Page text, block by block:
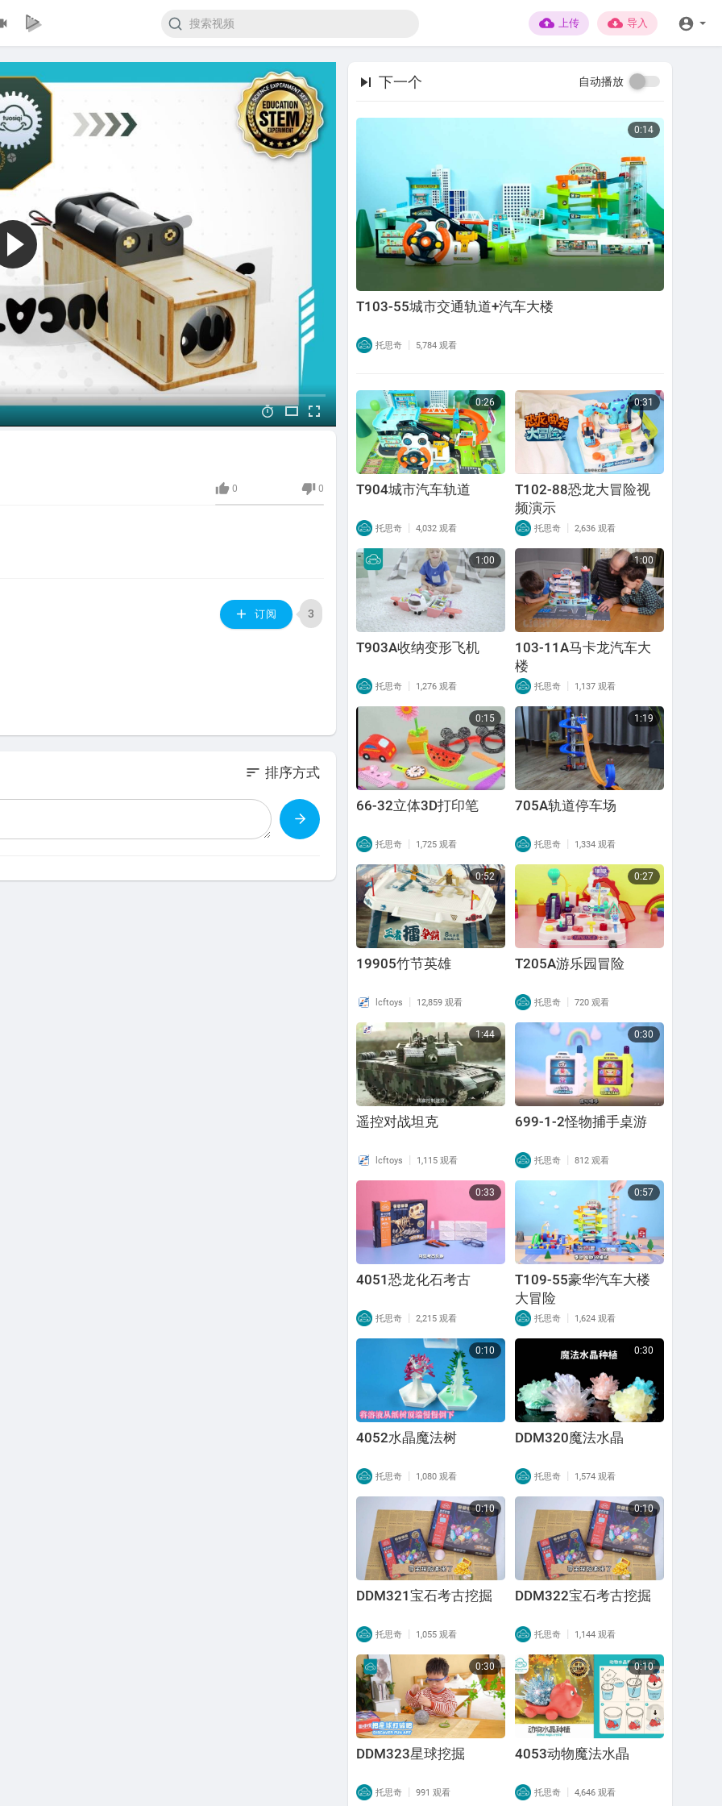
上传 导入
下一个 自动播放
0:14
T103-55城市交通轨道+汽车大楼
托思奇 | 5,784 观看
0:26
T904城市汽车轨道
托思奇 | 4,032 观看
0:31
T102-88恐龙大冒险视
频演示
托思奇 | 2,636 观看
1:00
T903A收纳变形飞机
托思奇 | 1,276 观看
1:00
103-11A马卡龙汽车大
楼
托思奇 | 1,137 观看
0:15
66-32立体3D打印笔
托思奇 | 1,725 观看
1:19
705A轨道停车场
托思奇 | 1,334 观看
0:52
19905竹节英雄
lcftoys | 12,859 观看
0:27
T205A游乐园冒险
托思奇 | 720 观看
1:44
遥控对战坦克
lcftoys | 1,115 观看
0:30
699-1-2怪物捕手桌游
托思奇 | 812 观看
0:33
4051恐龙化石考古
托思奇 | 2,215 观看
0:57
T109-55豪华汽车大楼
大冒险
托思奇 | 1,624 观看
0:10
4052水晶魔法树
托思奇 | 1,080 观看
0:30
DDM320魔法水晶
托思奇 | 1,574 观看
0:10
DDM321宝石考古挖掘
托思奇 | 1,055 观看
0:10
DDM322宝石考古挖掘
托思奇 | 1,144 观看
0:30
DDM323星球挖掘
托思奇 | 991 观看
0:10
4053动物魔法水晶
托思奇 | 4,646 观看
0 0
订阅 3
sort 排序方式